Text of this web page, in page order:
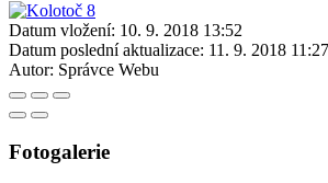
Datum vložení: 10. 9. 2018 13:52
Datum poslední aktualizace: 11. 9. 2018 11:27
Autor: Správce Webu
Fotogalerie